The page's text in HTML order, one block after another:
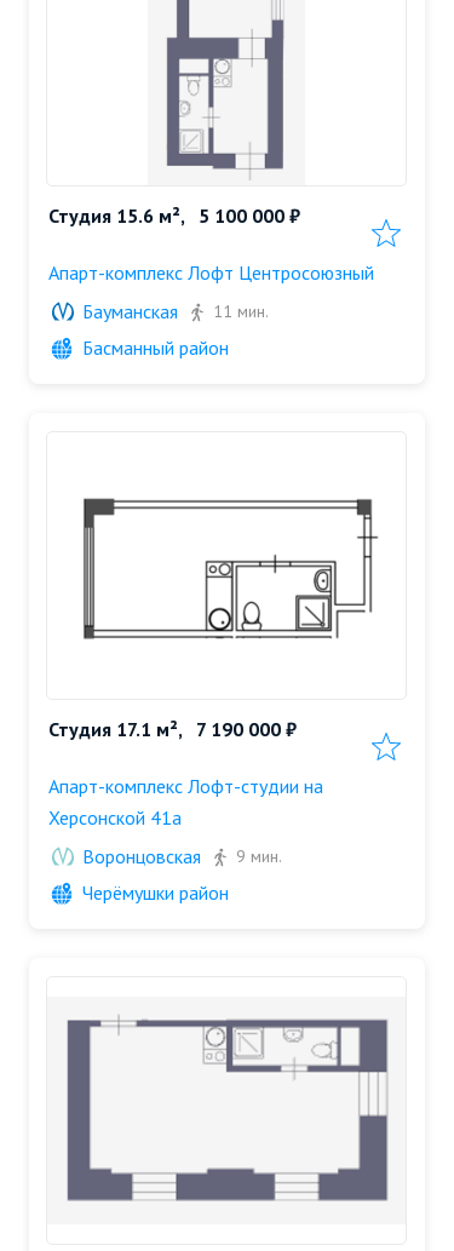
Студия 15.6 м², 5 100 000 ₽
Апарт-комплекс Лофт Центросоюзный
Бауманская
11 мин.
Басманный район
Студия 17.1 м², 7 190 000 ₽
Апарт-комплекс Лофт-студии на
Херсонской 41а
Воронцовская
9 мин.
Черёмушки район